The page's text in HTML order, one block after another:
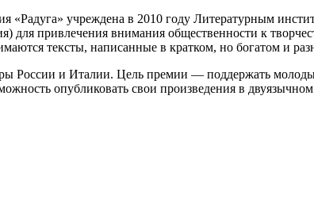
«Радуга» учреждена в 2010 году Литературным
для привлечения внимания общественности к
тексты, написанные в кратком, но богатом и
России и Италии. Цель премии — поддержать
опубликовать свои произведения в